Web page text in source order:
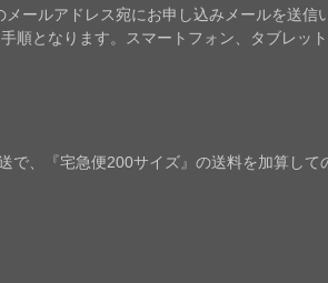
ールアドレス宛にお申し込みメールを送信
順となります。スマートフォン、タブレッ
、『宅急便200サイズ』の送料を加算して